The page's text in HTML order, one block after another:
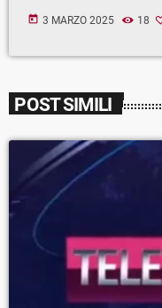
today 3 MARZO 2025 18
POST SIMILI